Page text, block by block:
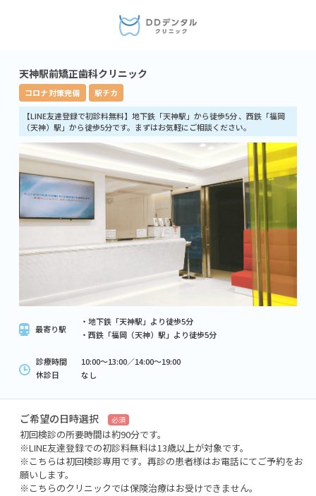
天神駅前矯正歯科クリニック
コロナ対策完備 駅チカ
【LINE友達登録で初診料無料】地下鉄「天神駅」から徒歩5分 、西鉄「福岡
（天神）駅」から徒歩5分です。まずはお気軽にご相談ください。
最寄り駅
・地下鉄「天神駅」より徒歩5分
・西鉄「福岡（天神）駅」より徒歩5分
診療時間
10:00～13:00／14:00～19:00
休診日
なし
ご希望の日時選択 必須
初回検診の所要時間は約90分です。
※LINE友達登録での初診料無料は13歳以上が対象です。
※こちらは初回検診専用です。再診の患者様はお電話にてご予約をお
願いします。
※こちらのクリニックでは保険治療はお受けできません。